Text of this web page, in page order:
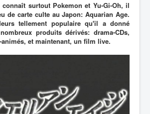
surtout Pokemon et Yu-Gi-Oh, il
de carte culte au Japon: Aquarian Age.
tellement populaire qu'il a donné
produits dérivés: drama-CDs,
et maintenant, un film live.